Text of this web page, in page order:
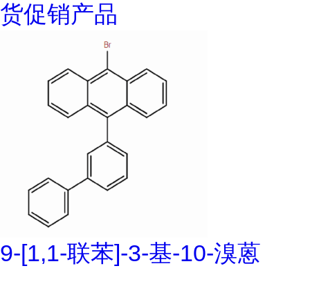
货促销产品
9-[1,1-联苯]-3-基-10-溴蒽